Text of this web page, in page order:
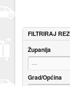
FILTRIRAJ
Županija
---
Grad/Općina